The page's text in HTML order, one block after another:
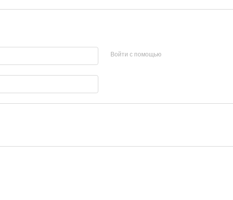
Войти с помощью